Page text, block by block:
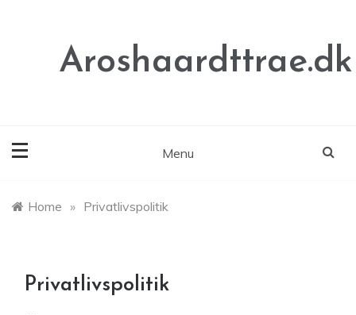
Aroshaardttrae.dk
Menu
Home » Privatlivspolitik
Privatlivspolitik